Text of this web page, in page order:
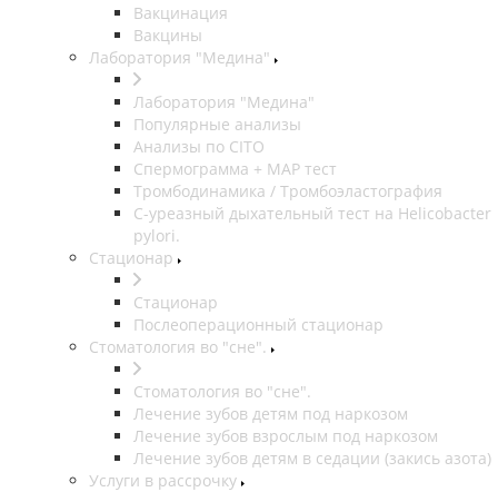
Вакцинация
Вакцины
Лаборатория "Медина"
Лаборатория "Медина"
Популярные анализы
Анализы по CITO
Спермограмма + МАР тест
Тромбодинамика / Тромбоэластография
С-уреазный дыхательный тест на Helicobacter
pylori.
Стационар
Стационар
Послеоперационный стационар
Стоматология во "сне".
Стоматология во "сне".
Лечение зубов детям под наркозом
Лечение зубов взрослым под наркозом
Лечение зубов детям в седации (закись азота)
Услуги в рассрочку